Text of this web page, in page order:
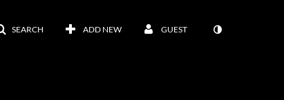
SEARCH ADD NEW GUEST